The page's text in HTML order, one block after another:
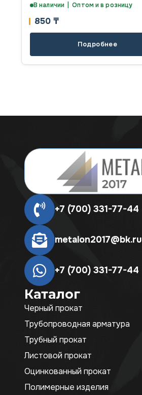
В наличии | Оптом и в розницу
850 ₸
Подробнее
+7 (700) 331-77-44
metalon2017@bk.ru
+7 (700) 331-77-44
Каталог
Черный прокат
Трубопроводная арматура
Трубный прокат
Листовой прокат
Оцинкованный прокат
Полимерные изделия